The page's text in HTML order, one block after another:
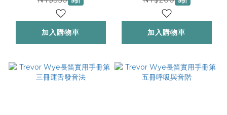
加入購物車 加入購物車